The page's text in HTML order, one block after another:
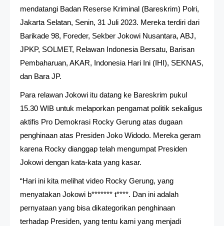
mendatangi Badan Reserse Kriminal (Bareskrim) Polri,
Jakarta Selatan, Senin, 31 Juli 2023. Mereka terdiri dari
Barikade 98, Foreder, Sekber Jokowi Nusantara, ABJ,
JPKP, SOLMET, Relawan Indonesia Bersatu, Barisan
Pembaharuan, AKAR, Indonesia Hari Ini (IHI), SEKNAS,
dan Bara JP.
Para relawan Jokowi itu datang ke Bareskrim pukul
15.30 WIB untuk melaporkan pengamat politik sekaligus
aktifis Pro Demokrasi Rocky Gerung atas dugaan
penghinaan atas Presiden Joko Widodo. Mereka geram
karena Rocky dianggap telah mengumpat Presiden
Jokowi dengan kata-kata yang kasar.
“Hari ini kita melihat video Rocky Gerung, yang
menyatakan Jokowi b******* t****. Dan ini adalah
pernyataan yang bisa dikategorikan penghinaan
terhadap Presiden, yang tentu kami yang menjadi